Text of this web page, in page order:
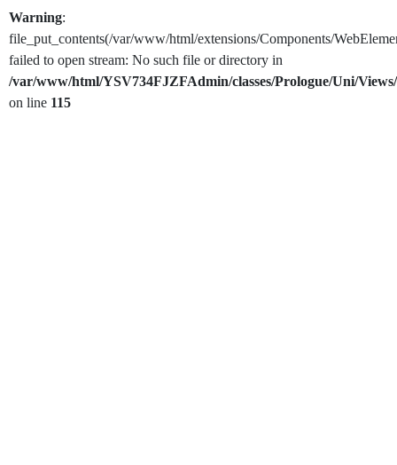
Warning:
file_put_contents(/var/www/html/extensions/Components/
failed to open stream: No such file or directory in
/var/www/html/YSV734FJZFAdmin/classes/Prologue/Uni/
on line 115